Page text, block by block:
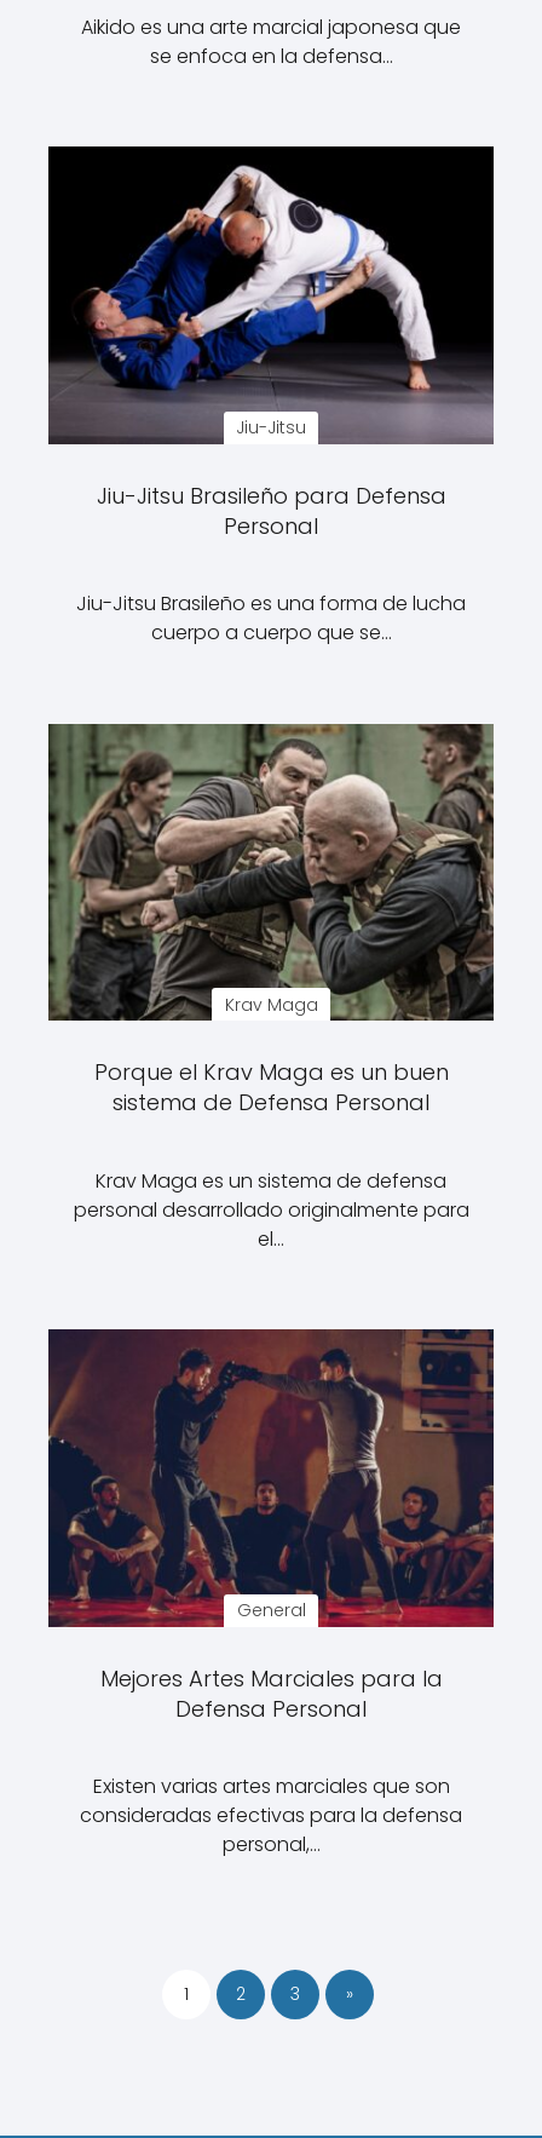
Aikido es una arte marcial japonesa que
se enfoca en la defensa…
Jiu-Jitsu
Jiu-Jitsu Brasileño para Defensa
Personal
Jiu-Jitsu Brasileño es una forma de lucha
cuerpo a cuerpo que se…
Krav Maga
Porque el Krav Maga es un buen
sistema de Defensa Personal
Krav Maga es un sistema de defensa
personal desarrollado originalmente para
el…
General
Mejores Artes Marciales para la
Defensa Personal
Existen varias artes marciales que son
consideradas efectivas para la defensa
personal,…
1 2 3 »